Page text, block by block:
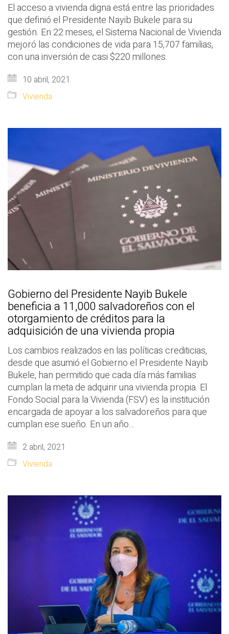
El acceso a vivienda digna está entre las prioridades
que definió el Presidente Nayib Bukele para su
gestión. En 22 meses, el Sistema Nacional de Vivienda
mejoró las condiciones de vida para 15,707 familias,
con una inversión de casi $220 millones.
10 abril, 2021
Vivienda
Gobierno del Presidente Nayib Bukele
beneficia a 11,000 salvadoreños con el
otorgamiento de créditos para la
adquisición de una vivienda propia
Los cambios realizados en las políticas crediticias,
desde que asumió el Gobierno el Presidente Nayib
Bukele, han permitido que cada día más familias
cumplan la meta de adquirir una vivienda propia. El
Fondo Social para la Vivienda (FSV) es la institución
encargada de apoyar a los salvadoreños para que
cumplan ese sueño. En un año…
2 abril, 2021
Vivienda